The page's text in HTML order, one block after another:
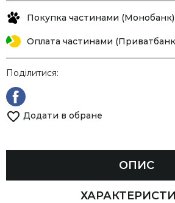
Покупка частинами (Монобанк)
Оплата частинами
Поділитися:
Додати в обране
ОПИС